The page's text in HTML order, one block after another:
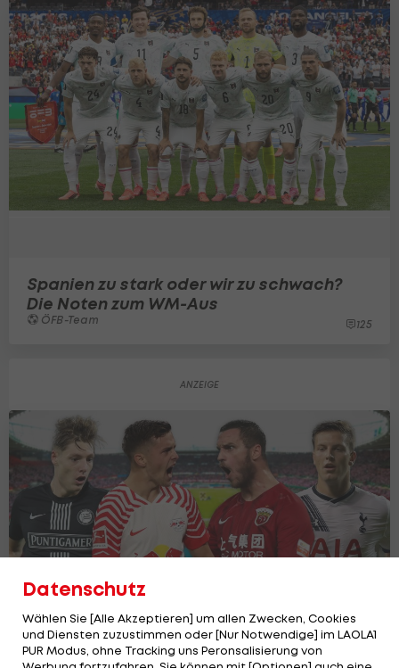
Spanien zu stark oder wir zu schwach?
Die Noten zum WM-Aus
ÖFB-Team 125
Die 50 teuersten ÖFB-Transfers aller
Datenschutz
Wählen Sie [Alle Akzeptieren] um allen Zwecken, Cookies
und Diensten zuzustimmen oder [Nur Notwendige] im LAOLA1
PUR Modus, ohne Tracking uns Peronsalisierung von